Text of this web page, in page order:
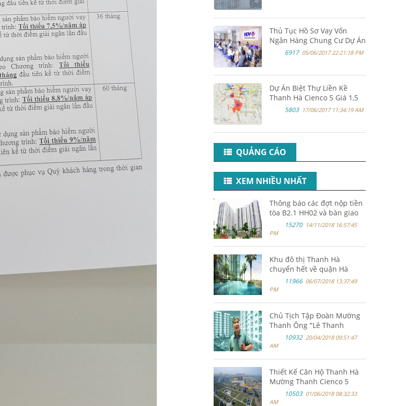
Thủ Tục Hồ Sơ Vay Vốn
Ngân Hàng Chung Cư Dự Án
Thanh Hà Cienco 5 Land
6917 05/06/2017 22:21:18 PM
Dự Án Biệt Thự Liền Kề
Thanh Hà Cienco 5 Giá 1,5
5803 17/06/2017 11:34:19 AM
QUẢNG CÁO
XEM NHIỀU NHẤT
Thông báo các đợt nộp tiền
tòa B2.1 HH02 và bàn giao
nhà 6/2019
15270 14/11/2018 16:57:45
PM
Khu đô thị Thanh Hà
chuyển hết về quận Hà
Đông11966 06/07/2018 13:37:49
PM
Chủ Tịch Tập Đoàn Mường
Thanh Ông "Lê Thanh
Thản"10932 20/04/2018 09:51:47
AM
Thiết Kế Căn Hộ Thanh Hà
Mường Thanh Cienco 5
10503 01/06/2018 08:32:33
AM